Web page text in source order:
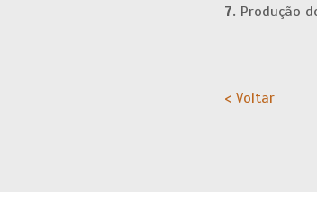
7. Produção
< Voltar